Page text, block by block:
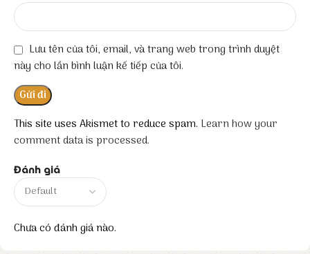
Đánh giá
Chưa có đánh giá nào.
Lưu tên của tôi, email, và trang web trong trình duyệt
này cho lần bình luận kế tiếp của tôi.
This site uses Akismet to reduce spam. Learn how your
comment data is processed.